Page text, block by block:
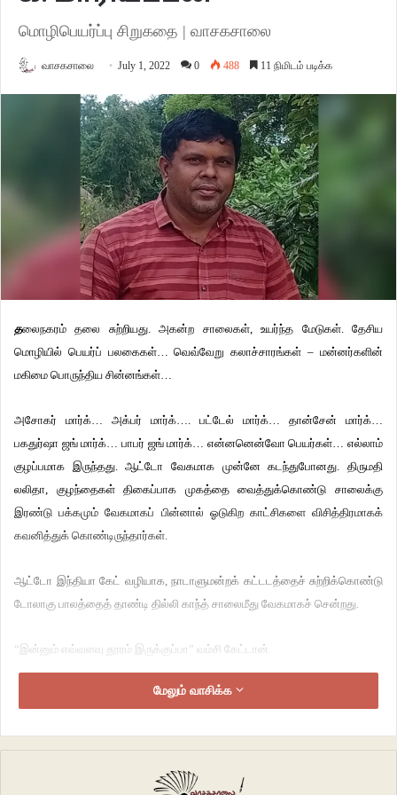
மொழிபெயர்ப்பு சிறுகதை | வாசகசாலை
வாசகசாலை July 1, 2022 0 488 11 நிமிடம் படிக்க
தலைநகரம் தலை சுற்றியது. அகன்ற சாலைகள், உயர்ந்த மேடுகள். தேசிய
மொழியில் பெயர்ப் பலகைகள்… வெவ்வேறு கலாச்சாரங்கள் – மன்னர்களின்
மகிமை பொருந்திய சின்னங்கள்…
அசோகர் மார்க்… அக்பர் மார்க்…. பட்டேல் மார்க்… தான்சேன் மார்க்…
பகதுர்ஷா ஜங் மார்க்… பாபர் ஜங் மார்க்… என்னனென்வோ பெயர்கள்… எல்லாம்
குழப்பமாக இருந்தது. ஆட்டோ வேகமாக முன்னே கடந்துபோனது. திருமதி
லலிதா, குழந்தைகள் திகைப்பாக முகத்தை வைத்துக்கொண்டு சாலைக்கு
இரண்டு பக்கமும் வேகமாகப் பின்னால் ஓடுகிற காட்சிகளை விசித்திரமாகக்
கவனித்துக் கொண்டிருந்தார்கள்.
ஆட்டோ இந்தியா கேட் வழியாக, நாடாளுமன்றக் கட்டடத்தைச் சுற்றிக்கொண்டு
டோலாகு பாலத்தைத் தாண்டி தில்லி காந்த் சாலைமீது வேகமாகச் சென்றது.
“இன்னும் எவ்வளவு தூரம் இருக்குப்பா” வம்சி கேட்டான்.
“பக்கத்துல வந்துட்டோம். இன்னும் பத்துப் பதினைஞ்சு நிமிஷத்துல பேஸ்
இருக்காங்க” என்றேன்.
வம்சி முகத்தில் சந்தோசப் பூக்கள் பூத்தன.
மேலும் வாசிக்க